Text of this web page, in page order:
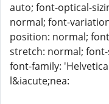
auto; font-optical-
normal; font-
position: normal;
stretch: normal;
font-family:
l&iacute;nea: